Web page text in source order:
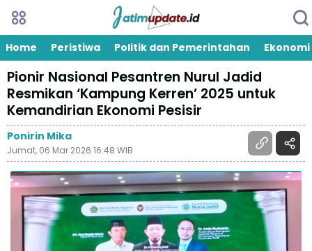
Home Peristiwa Politik dan Pemerintahan Ekonomi
Pionir Nasional Pesantren Nurul Jadid
Resmikan ‘Kampung Kerren’ 2025 untuk
Kemandirian Ekonomi Pesisir
Ponirin Mika
Jumat, 06 Mar 2026 16:48 WIB